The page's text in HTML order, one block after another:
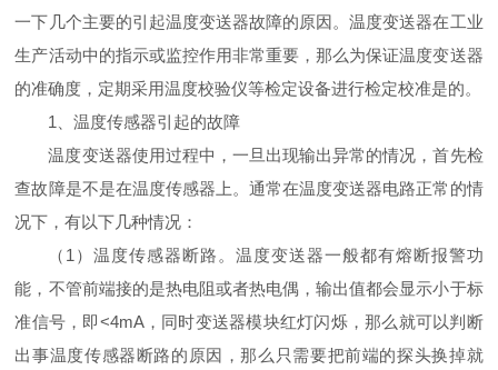
一下几个主要的引起温度变送器故障的原因。温度变送器在工业
生产活动中的指示或监控作用非常重要，那么为保证温度变送器
的准确度，定期采用温度校验仪等检定设备进行检定校准是的。
1、温度传感器引起的故障
温度变送器使用过程中，一旦出现输出异常的情况，首先检
查故障是不是在温度传感器上。通常在温度变送器电路正常的情
况下，有以下几种情况：
（1）温度传感器断路。温度变送器一般都有熔断报警功
能，不管前端接的是热电阻或者热电偶，输出值都会显示小于标
准信号，即<4mA，同时变送器模块红灯闪烁，那么就可以判断
出事温度传感器断路的原因，那么只需要把前端的探头换掉就